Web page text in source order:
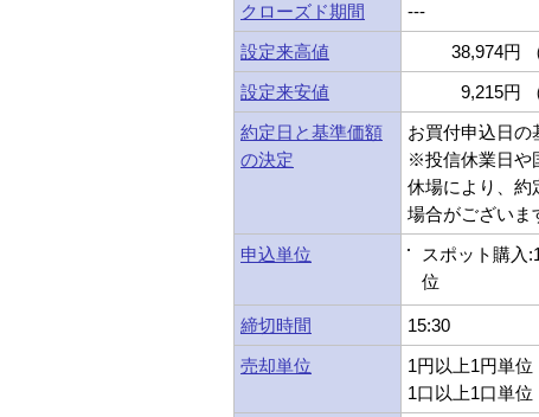
クローズド期間
---
設定来高値
38,974円
設定来安値
9,215円
約定日と基準価額
の決定
お買付申込日の
※投信休業日や
休場により、約
場合がございま
申込単位
スポット購入
位
締切時間
15:30
売却単位
1円以上1円単位
1口以上1口単位